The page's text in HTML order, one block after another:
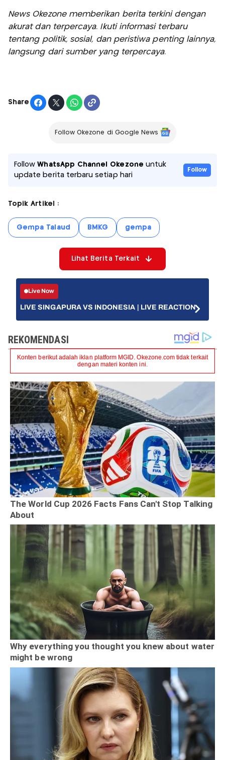
News Okezone memberikan berita terkini dengan
akurat dan terpercaya. Ikuti informasi terbaru
tentang politik, sosial, dan peristiwa penting lainnya,
langsung dari sumber yang terpercaya.
Share
Follow Okezone di Google News
FollowWhatsApp Channel Okezone untuk
update berita terbaru setiap hari
Follow
Topik Artikel :
Gempa Talaud BMKG gempa
Lihat Berita Terkait
Live Now
LIVE SINGAPURA VS INDONESIA | LIVE REACTION